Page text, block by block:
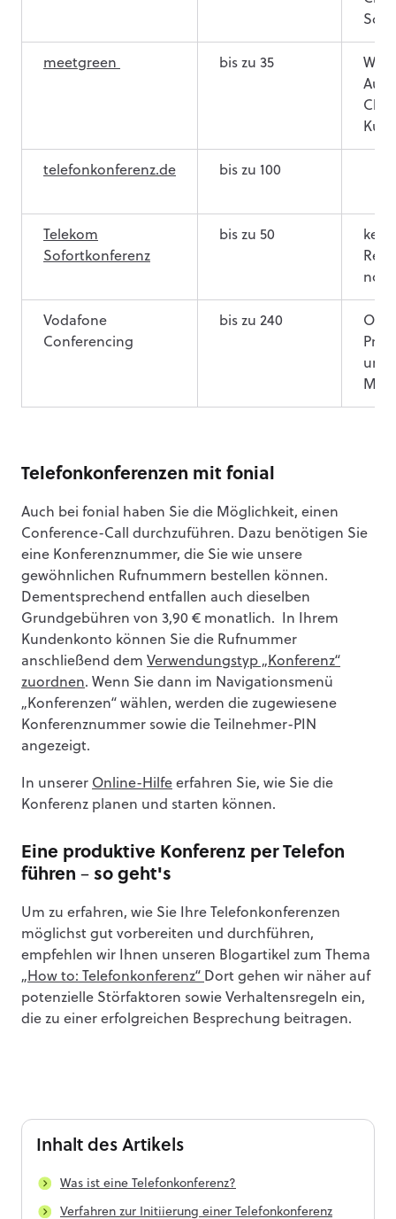
meetgreen bis zu 35
telefonkonferenz.de bis zu 100
Telekom
Sofortkonferenz
bis zu 50
Vodafone
Conferencing
bis zu 240
und
Telefonkonferenzen mit fonial
Auch bei fonial haben Sie die Möglichkeit, einen
Conference-Call durchzuführen. Dazu benötigen Sie
eine Konferenznummer, die Sie wie unsere
gewöhnlichen Rufnummern bestellen können.
Dementsprechend entfallen auch dieselben
Grundgebühren von 3,90 € monatlich. In Ihrem
Kundenkonto können Sie die Rufnummer
anschließend dem Verwendungstyp „Konferenz“
zuordnen. Wenn Sie dann im Navigationsmenü
„Konferenzen“ wählen, werden die zugewiesene
Konferenznummer sowie die Teilnehmer-PIN
angezeigt.
In unserer Online-Hilfe erfahren Sie, wie Sie die
Konferenz planen und starten können.
Eine produktive Konferenz per Telefon
führen – so geht's
Um zu erfahren, wie Sie Ihre Telefonkonferenzen
möglichst gut vorbereiten und durchführen,
empfehlen wir Ihnen unseren Blogartikel zum Thema
„How to: Telefonkonferenz“ Dort gehen wir näher auf
potenzielle Störfaktoren sowie Verhaltensregeln ein,
die zu einer erfolgreichen Besprechung beitragen.
Inhalt des Artikels
Was ist eine Telefonkonferenz?
Verfahren zur Initiierung einer Telefonkonferenz